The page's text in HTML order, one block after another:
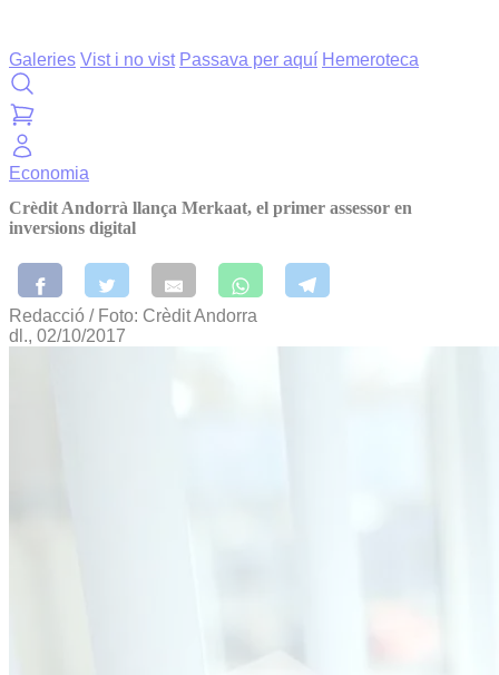
Galeries Vist i no vist Passava per aquí Hemeroteca
Economia
Crèdit Andorrà llança Merkaat, el primer assessor en
inversions digital
Redacció / Foto: Crèdit Andorra
dl., 02/10/2017